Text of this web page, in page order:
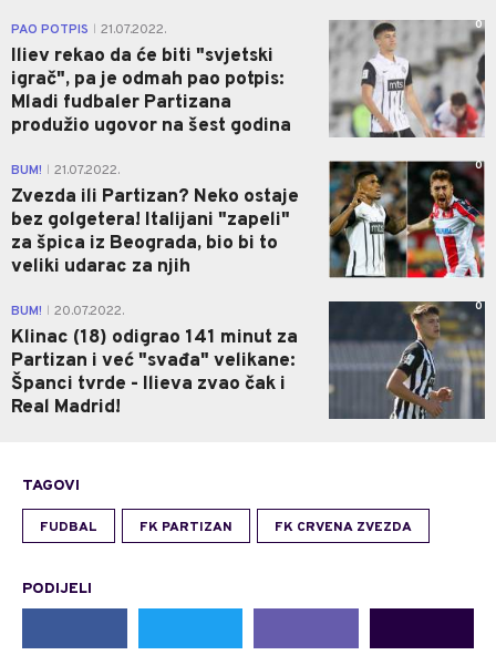
PAO POTPIS 21.07.2022.
Iliev rekao da će biti "svjetski
igrač", pa je odmah pao potpis:
Mladi fudbaler Partizana
produžio ugovor na šest godina
0
BUM! 21.07.2022.
Zvezda ili Partizan? Neko ostaje
bez golgetera! Italijani "zapeli"
za špica iz Beograda, bio bi to
veliki udarac za njih
0
BUM! 20.07.2022.
Klinac (18) odigrao 141 minut za
Partizan i već "svađa" velikane:
Španci tvrde - Ilieva zvao čak i
Real Madrid!
0
TAGOVI
FUDBAL FK PARTIZAN FK CRVENA ZVEZDA
PODIJELI